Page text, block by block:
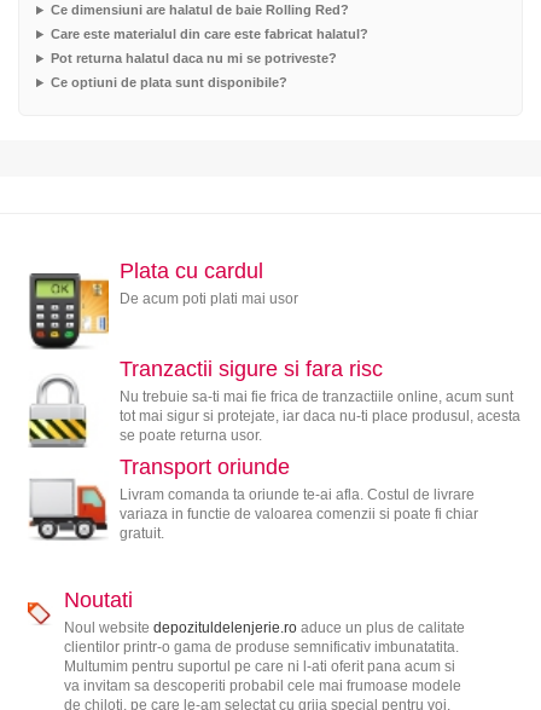
Ce dimensiuni are halatul de baie Rolling Red?
Care este materialul din care este fabricat halatul?
Pot returna halatul daca nu mi se potriveste?
Ce optiuni de plata sunt disponibile?
Plata cu cardul
De acum poti plati mai usor
Tranzactii sigure si fara risc
Nu trebuie sa-ti mai fie frica de tranzactiile online, acum sunt
tot mai sigur si protejate, iar daca nu-ti place produsul, acesta
se poate returna usor.
Transport oriunde
Livram comanda ta oriunde te-ai afla. Costul de livrare
variaza in functie de valoarea comenzii si poate fi chiar
gratuit.
Noutati
Noul website depozituldelenjerie.roaduce un plus de calitate
clientilor printr-o gama de produse semnificativ imbunatatita.
Multumim pentru suportul pe care ni l-ati oferit pana acum si
va invitam sa descoperiti probabil cele mai frumoase modele
de chiloti, pe care le-am selectat cu grija special pentru voi.